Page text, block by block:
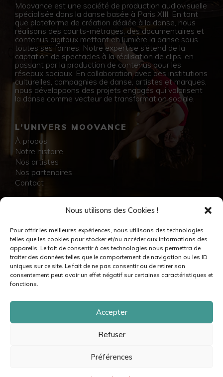
Nous utilisons des Cookies !
Pour offrir les meilleures expériences, nous utilisons des technologies
telles que les cookies pour stocker et/ou accéder aux informations des
appareils. Le fait de consentir à ces technologies nous permettra de
traiter des données telles que le comportement de navigation ou les ID
uniques sur ce site. Le fait de ne pas consentir ou de retirer son
consentement peut avoir un effet négatif sur certaines caractéristiques et
fonctions.
Accepter
Refuser
Préférences
Moovance est une société de production audiovisuelle
spécialisée dans la danse basée à Paris XIII. En tant
que plateforme de création dédiée à la danse, nous
réalisons des courts-métrages, des documentaires et
contenus digitaux mettant en lumière la danse sous
toutes ses formes. Notre expertise s’étend de la
captation de spectacles à la réalisation de clips, en
passant par la production de contenus pour les
réseaux sociaux. En collaboration avec des institutions
culturelles, compagnies de danse, artistes et marques,
nous développons des projets engagés qui valorisent
la danse comme vecteur de transformation sociale.
L’UNIVERS MOOVANCE
À propos
Notre histoire
Nos artistes
Nos partenaires
Contact
NOS RÉALISATIONS
Immersion
Accompagnement artistique
Production créative
Danseuses et danseurs
Musiciennes et musiciens
Créatrices et créateurs